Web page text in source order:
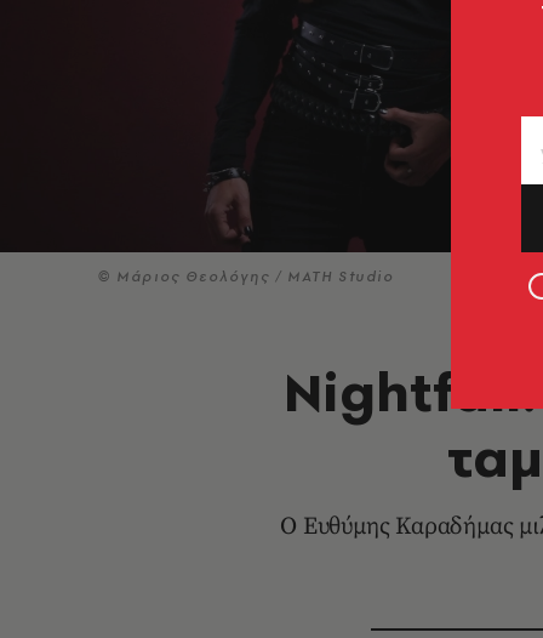
© Μάριος Θεολόγης / MATH Studio
Nightfall:
Ο Ευθύμης Καραδήμας